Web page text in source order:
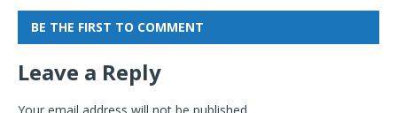
BE THE FIRST TO COMMENT
Leave a Reply